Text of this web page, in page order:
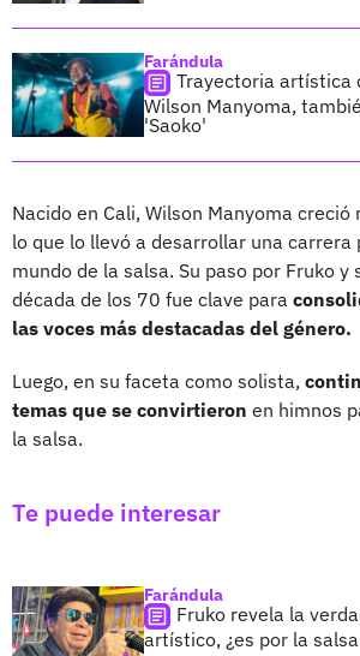
Farándula
Trayectoria artística
Wilson Manyoma,
'Saoko'
Nacido en Cali, Wilson Manyoma creció
lo que lo llevó a desarrollar una
mundo de la salsa. Su paso por Fruko y
década de los 70 fue clave para
las voces más destacadas del género.
Luego, en su faceta como solista,
temas que se convirtieron en himnos
la salsa.
Te puede interesar
Farándula
Fruko revela la
artístico, ¿es por la